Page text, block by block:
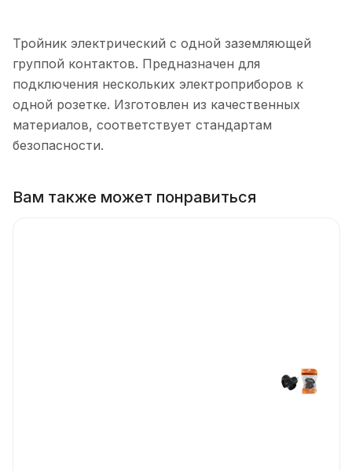
Тройник электрический с одной заземляющей
группой контактов. Предназначен для
подключения нескольких электроприборов к
одной розетке. Изготовлен из качественных
материалов, соответствует стандартам
безопасности.
Вам также может понравиться